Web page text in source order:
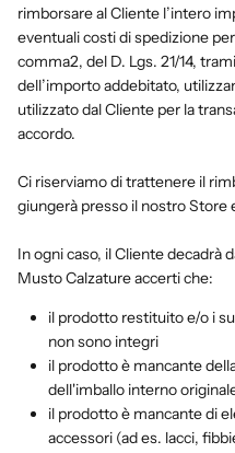
rimborsare al Cliente l’intero
eventuali costi di spedizione
comma2, del D. Lgs. 21/14,
dell’importo addebitato,
utilizzato dal Cliente per la
accordo.
Ci riserviamo di trattenere il
giungerà presso il nostro Store
In ogni caso, il Cliente decadrà
Musto Calzature accerti che:
il prodotto restituito e/o i
non sono integri
il prodotto è mancante
dell'imballo interno
il prodotto è mancante di
accessori (ad es. lacci,